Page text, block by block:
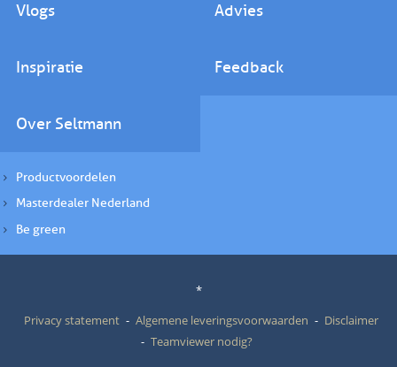
Vlogs Advies
Inspiratie Feedback
Over Seltmann
Productvoordelen
Masterdealer Nederland
Be green
*
Privacy statement
Algemene leveringsvoorwaarden
Disclaimer
Teamviewer nodig?